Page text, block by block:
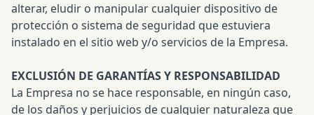
alterar, eludir o manipular cualquier dispositivo de
protección o sistema de seguridad que estuviera
instalado en el sitio web y/o servicios de la Empresa.
EXCLUSIÓN DE GARANTÍAS Y RESPONSABILIDAD
La Empresa no se hace responsable, en ningún caso,
de los daños y perjuicios de cualquier naturaleza que